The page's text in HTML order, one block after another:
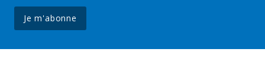
Je m'abonne